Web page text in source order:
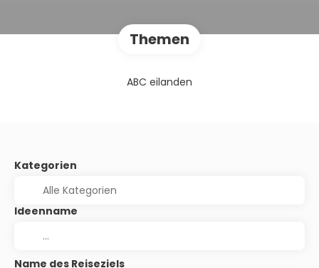
Themen
ABC eilanden
Kategorien
Ideenname
Name des Reiseziels